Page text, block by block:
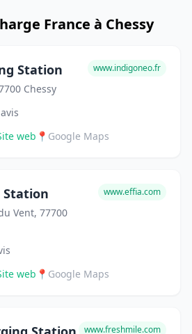
France à Chessy
Station
Chessy
www.indigoneo.fr
web 📍 Google Maps
Station
Vent, 77700
www.effia.com
web 📍 Google Maps
www.freshmile.com